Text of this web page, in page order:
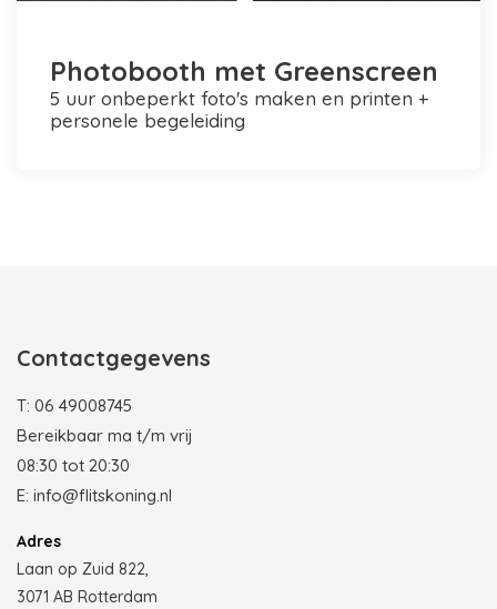
Photobooth met Greenscreen
5 uur onbeperkt foto's maken en printen +
personele begeleiding
Contactgegevens
T: 06 49008745
Bereikbaar ma t/m vrij
08:30 tot 20:30
E: info@flitskoning.nl
Adres
Laan op Zuid 822,
3071 AB Rotterdam